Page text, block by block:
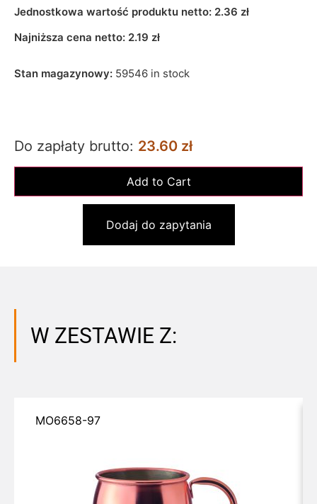
Jednostkowa wartość produktu netto: 2.36 zł
Najniższa cena netto: 2.19 zł
Stan magazynowy: 59546 in stock
Do zapłaty brutto: 23.60 zł
Dodaj do zapytania
W ZESTAWIE Z:
MO6658-97